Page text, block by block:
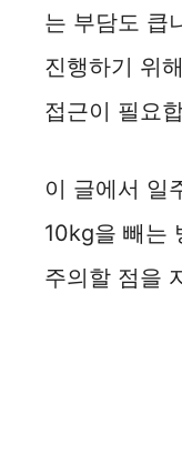
는 부담도 큽
진행하기 위
접근이 필요
이 글에서 일
10kg을 빼는
주의할 점을